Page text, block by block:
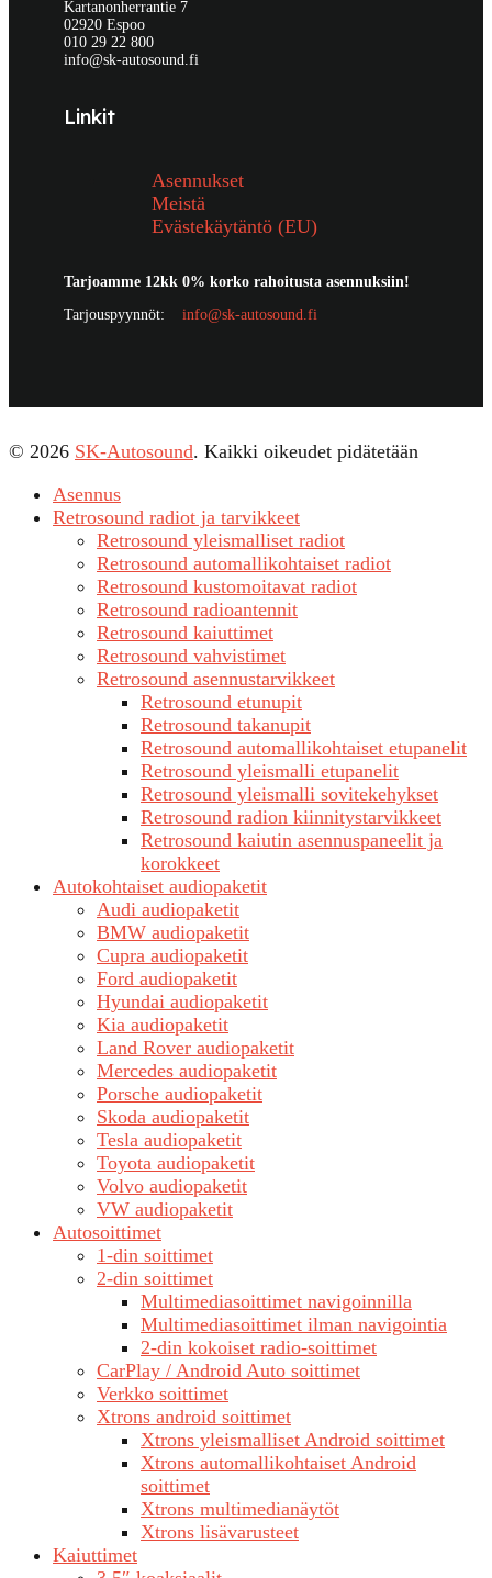
Kartanonherrantie 7
02920 Espoo
010 29 22 800
info@sk-autosound.fi
Linkit
Asennukset
Meistä
Evästekäytäntö (EU)
Tarjoamme 12kk 0% korko rahoitusta asennuksiin!
Tarjouspyynnöt: info@sk-autosound.fi
© 2026 SK-Autosound. Kaikki oikeudet pidätetään
Asennus
Retrosound radiot ja tarvikkeet
Retrosound yleismalliset radiot
Retrosound automallikohtaiset radiot
Retrosound kustomoitavat radiot
Retrosound radioantennit
Retrosound kaiuttimet
Retrosound vahvistimet
Retrosound asennustarvikkeet
Retrosound etunupit
Retrosound takanupit
Retrosound automallikohtaiset etupanelit
Retrosound yleismalli etupanelit
Retrosound yleismalli sovitekehykset
Retrosound radion kiinnitystarvikkeet
Retrosound kaiutin asennuspaneelit ja
korokkeet
Autokohtaiset audiopaketit
Audi audiopaketit
BMW audiopaketit
Cupra audiopaketit
Ford audiopaketit
Hyundai audiopaketit
Kia audiopaketit
Land Rover audiopaketit
Mercedes audiopaketit
Porsche audiopaketit
Skoda audiopaketit
Tesla audiopaketit
Toyota audiopaketit
Volvo audiopaketit
VW audiopaketit
Autosoittimet
1-din soittimet
2-din soittimet
Multimediasoittimet navigoinnilla
Multimediasoittimet ilman navigointia
2-din kokoiset radio-soittimet
CarPlay / Android Auto soittimet
Verkko soittimet
Xtrons android soittimet
Xtrons yleismalliset Android soittimet
Xtrons automallikohtaiset Android
soittimet
Xtrons multimedianäytöt
Xtrons lisävarusteet
Kaiuttimet